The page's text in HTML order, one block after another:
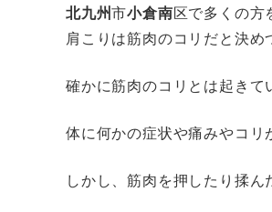
北九州市小倉南区で多くの方
肩こりは筋肉のコリだと決め
確かに筋肉のコリとは起きて
体に何かの症状や痛みやコリ
しかし、筋肉を押したり揉ん